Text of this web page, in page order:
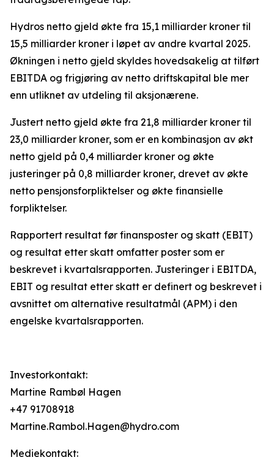
Hydros netto gjeld økte fra 15,1 milliarder kroner til
15,5 milliarder kroner i løpet av andre kvartal 2025.
Økningen i netto gjeld skyldes hovedsakelig at tilført
EBITDA og frigjøring av netto driftskapital ble mer
enn utliknet av utdeling til aksjonærene.
Justert netto gjeld økte fra 21,8 milliarder kroner til
23,0 milliarder kroner, som er en kombinasjon av økt
netto gjeld på 0,4 milliarder kroner og økte
justeringer på 0,8 milliarder kroner, drevet av økte
netto pensjonsforpliktelser og økte finansielle
forpliktelser.
Rapportert resultat før finansposter og skatt (EBIT)
og resultat etter skatt omfatter poster som er
beskrevet i kvartalsrapporten. Justeringer i EBITDA,
EBIT og resultat etter skatt er definert og beskrevet i
avsnittet om alternative resultatmål (APM) i den
engelske kvartalsrapporten.
Investorkontakt:
Martine Rambøl Hagen
+47 91708918
Martine.Rambol.Hagen@hydro.com
Mediekontakt: